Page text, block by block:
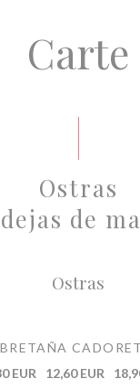
Carte
Ostras
de
Ostras
EUR
12,60 EUR